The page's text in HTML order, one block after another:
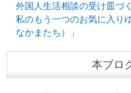
外国人生活相談の受け皿
私のもう一つのお気に入り
なかまたち）」
本ブロ